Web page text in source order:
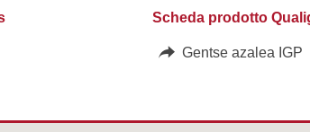
Scheda prodotto
Gentse azalea IGP